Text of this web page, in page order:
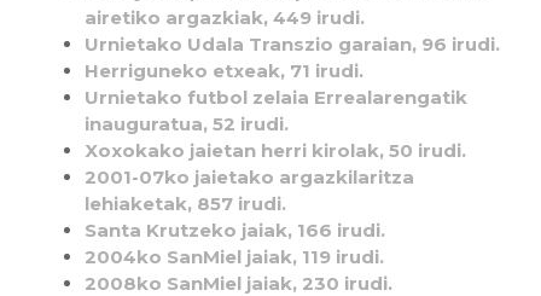
airetiko argazkiak, 449 irudi.
Urnietako Udala Transzio garaian, 96 irudi.
Herriguneko etxeak, 71 irudi.
Urnietako futbol zelaia Errealarengatik
inauguratua, 52 irudi.
Xoxokako jaietan herri kirolak, 50 irudi.
2001-07ko jaietako argazkilaritza
lehiaketak, 857 irudi.
Santa Krutzeko jaiak, 166 irudi.
2004ko SanMiel jaiak, 119 irudi.
2008ko SanMiel jaiak, 230 irudi.